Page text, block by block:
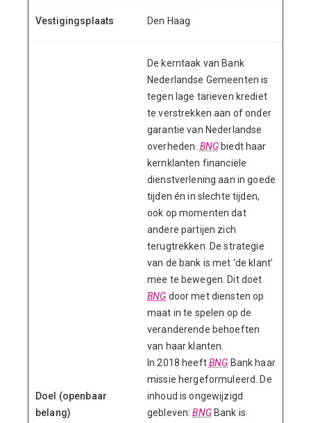
Vestigingsplaats Den Haag
Doel (openbaar
belang)
De kerntaak van Bank
Nederlandse Gemeenten is
tegen lage tarieven krediet
te verstrekken aan of onder
garantie van Nederlandse
overheden. BNGbiedt haar
kernklanten financiële
dienstverlening aan in goede
tijden én in slechte tijden,
ook op momenten dat
andere partijen zich
terugtrekken. De strategie
van de bank is met ‘de klant’
mee te bewegen. Dit doet
BNG door met diensten op
maat in te spelen op de
veranderende behoeften
van haar klanten.
In 2018 heeftBNG Bank haar
missie hergeformuleerd. De
inhoud is ongewijzigd
gebleven:BNGBank is